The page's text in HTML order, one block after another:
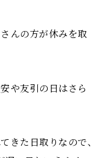
んの方が休みを取
や友引の日はさら
きた日取りなので、